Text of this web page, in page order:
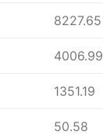
8227.65
4006.99
1351.19
50.58